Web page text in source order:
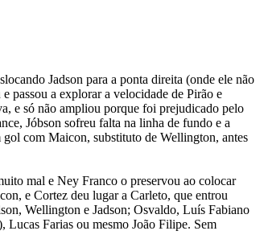
Jadson para a ponta direita (onde ele não
passou a explorar a velocidade de Pirão e
e só não ampliou porque foi prejudicado pelo
Jóbson sofreu falta na linha de fundo e a
com Maicon, substituto de Wellington, antes
mal e Ney Franco o preservou ao colocar
e Cortez deu lugar a Carleto, que entrou
Wellington e Jadson; Osvaldo, Luís Fabiano
Farias ou mesmo João Filipe. Sem